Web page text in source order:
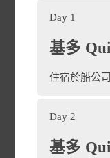
Day 1
基多
住宿於船公
place基
於該
Day 2
基多